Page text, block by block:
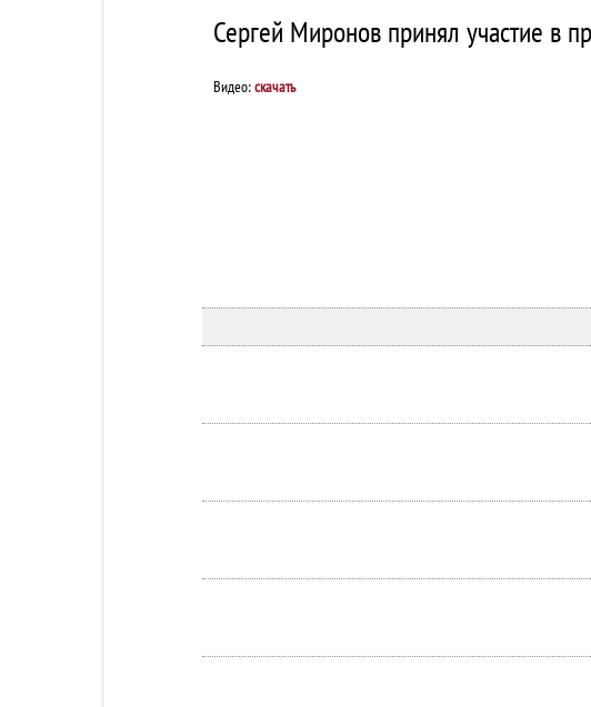
Сергей Миронов принял участие в
Видео:скачать